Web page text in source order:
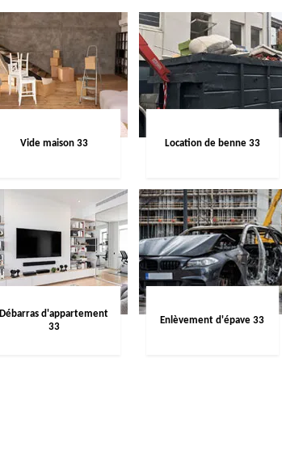
Vide maison 33 Location de benne 33
Débarras d'appartement
33
Enlèvement d'épave 33